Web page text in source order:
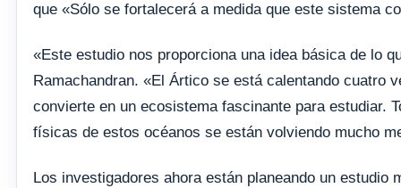
que «Sólo se fortalecerá a medida que este sistema
«Este estudio nos proporciona una idea básica de lo
Ramachandran. «El Ártico se está calentando cuatro
convierte en un ecosistema fascinante para estudiar.
físicas de estos océanos se están volviendo mucho
Los investigadores ahora están planeando un